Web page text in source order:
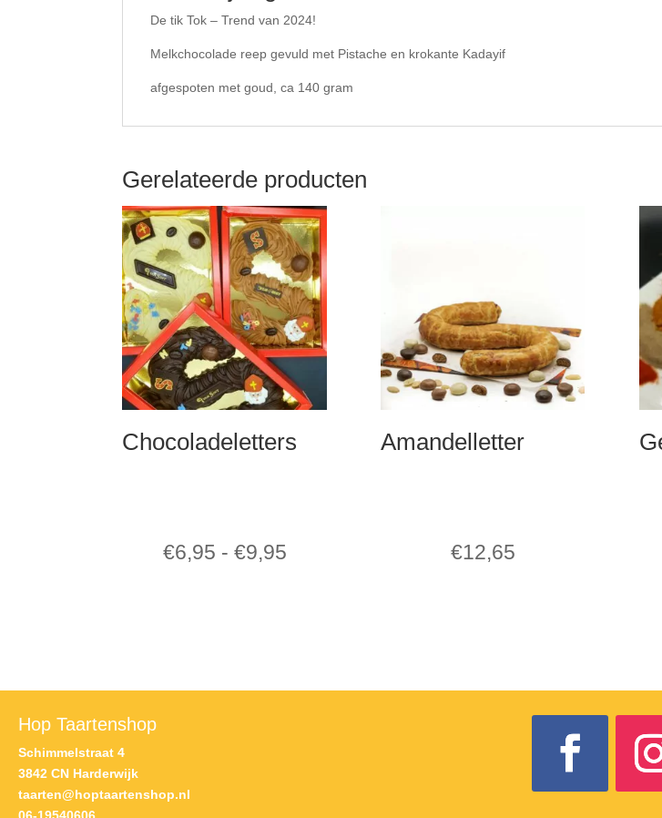
De tik Tok – Trend van 2024!
Melkchocolade reep gevuld met Pistache en krokante Kadayif
afgespoten met goud, ca 140 gram
Gerelateerde producten
Chocoladeletters
€6,95 - €9,95Prijsklasse:
Amandelletter
€12,65
Hop Taartenshop
Schimmelstraat 4
3842 CN Harderwijk
taarten@hoptaartenshop.nl